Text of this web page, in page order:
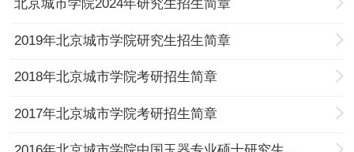
北京城市学院2024年研究生招生简章
2019年北京城市学院研究生招生简章
2018年北京城市学院考研招生简章
2017年北京城市学院考研招生简章